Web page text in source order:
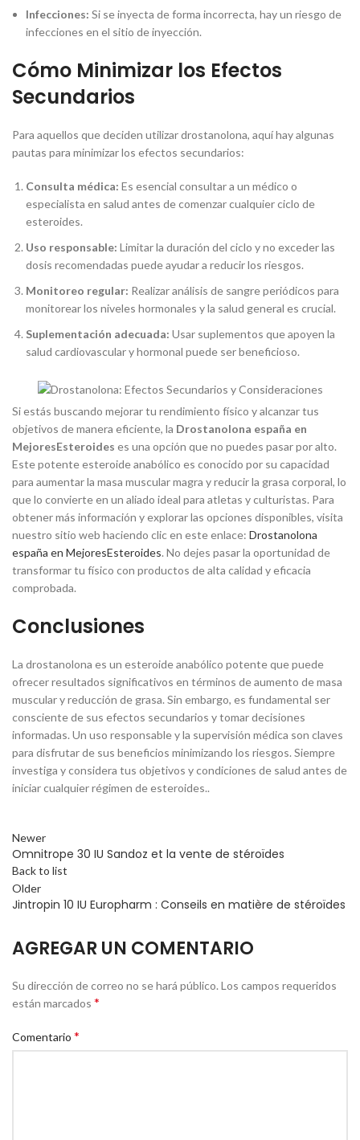
Infecciones: Si se inyecta de forma incorrecta, hay un riesgo de
infecciones en el sitio de inyección.
Cómo Minimizar los Efectos
Secundarios
Para aquellos que deciden utilizar drostanolona, aquí hay algunas
pautas para minimizar los efectos secundarios:
Consulta médica: Es esencial consultar a un médico o
especialista en salud antes de comenzar cualquier ciclo de
esteroides.
Uso responsable: Limitar la duración del ciclo y no exceder las
dosis recomendadas puede ayudar a reducir los riesgos.
Monitoreo regular: Realizar análisis de sangre periódicos para
monitorear los niveles hormonales y la salud general es crucial.
Suplementación adecuada: Usar suplementos que apoyen la
salud cardiovascular y hormonal puede ser beneficioso.
Si estás buscando mejorar tu rendimiento físico y alcanzar tus
objetivos de manera eficiente, la Drostanolona españa en
MejoresEsteroides es una opción que no puedes pasar por alto.
Este potente esteroide anabólico es conocido por su capacidad
para aumentar la masa muscular magra y reducir la grasa corporal, lo
que lo convierte en un aliado ideal para atletas y culturistas. Para
obtener más información y explorar las opciones disponibles, visita
nuestro sitio web haciendo clic en este enlace: Drostanolona
españa en MejoresEsteroides. No dejes pasar la oportunidad de
transformar tu físico con productos de alta calidad y eficacia
comprobada.
Conclusiones
La drostanolona es un esteroide anabólico potente que puede
ofrecer resultados significativos en términos de aumento de masa
muscular y reducción de grasa. Sin embargo, es fundamental ser
consciente de sus efectos secundarios y tomar decisiones
informadas. Un uso responsable y la supervisión médica son claves
para disfrutar de sus beneficios minimizando los riesgos. Siempre
investiga y considera tus objetivos y condiciones de salud antes de
iniciar cualquier régimen de esteroides..
Newer
Omnitrope 30 IU Sandoz et la vente de stéroïdes
Back to list
Older
Jintropin 10 IU Europharm : Conseils en matière de stéroïdes
AGREGAR UN COMENTARIO
Su dirección de correo no se hará público. Los campos requeridos
están marcados *
Comentario *